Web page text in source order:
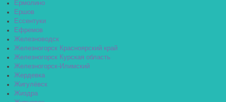
Ермолино
Ершов
Ессентуки
Ефремов
Железноводск
Железногорск Красноярский край
Железногорск Курская область
Железногорск-Илимский
Жердевка
Жигулёвск
Жиздра